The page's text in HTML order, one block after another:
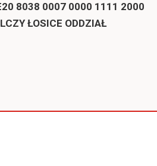
20 8038 0007 0000 1111 2000
ŁOSICE ODDZIAŁ